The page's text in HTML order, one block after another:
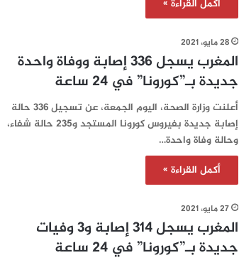
أكمل القراءة »
28 مايو، 2021
المغرب يسجل 336 إصابة ووفاة واحدة
جديدة بـ”كورونا” في 24 ساعة‎‎
أعلنت وزارة الصحة، اليوم الجمعة، عن تسجيل 336 حالة
إصابة جديدة بفيروس كورونا المستجد و235 حالة شفاء،
وحالة وفاة واحدة…
أكمل القراءة »
27 مايو، 2021
المغرب يسجل 314 إصابة و3 وفيات
جديدة بـ”كورونا” في 24 ساعة‎‎‎